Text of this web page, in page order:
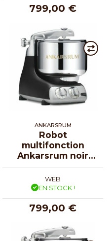
799,00 €
ANKARSRUM
Robot
multifonction
Ankarsrum noir
mat
WEB
EN STOCK !
799,00 €